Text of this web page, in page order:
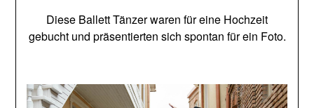
Diese Ballett Tänzer waren für eine Hochzeit
gebucht und präsentierten sich spontan für ein Foto.